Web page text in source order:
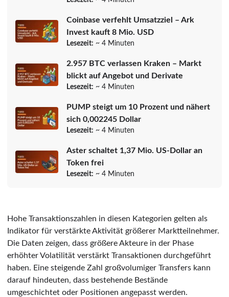
Coinbase verfehlt Umsatzziel – Ark
Invest kauft 8 Mio. USD
Lesezeit: ~ 4 Minuten
2.957 BTC verlassen Kraken – Markt
blickt auf Angebot und Derivate
Lesezeit: ~ 4 Minuten
PUMP steigt um 10 Prozent und nähert
sich 0,002245 Dollar
Lesezeit: ~ 4 Minuten
Aster schaltet 1,37 Mio. US-Dollar an
Token frei
Lesezeit: ~ 4 Minuten
Hohe Transaktionszahlen in diesen Kategorien gelten als
Indikator für verstärkte Aktivität größerer Marktteilnehmer.
Die Daten zeigen, dass größere Akteure in der Phase
erhöhter Volatilität verstärkt Transaktionen durchgeführt
haben. Eine steigende Zahl großvolumiger Transfers kann
darauf hindeuten, dass bestehende Bestände
umgeschichtet oder Positionen angepasst werden.